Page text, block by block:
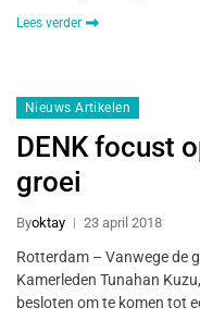
Lees verder
Nieuws Artikelen
DENK focust
groei
Byoktay 23 april 2018
Rotterdam – Vanwege de
Kamerleden Tunahan
besloten om te komen tot